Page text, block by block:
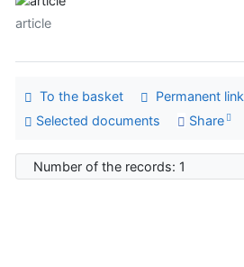
article
To the basket Permanent link
Selected documents
Share
Number of the records: 1